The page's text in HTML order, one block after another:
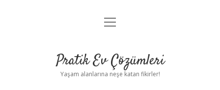
Anasayfa
Yasal Uyarı
menüyü
Pratik Ev Çözümleri
Yaşam alanlarına neşe katan fikirler!